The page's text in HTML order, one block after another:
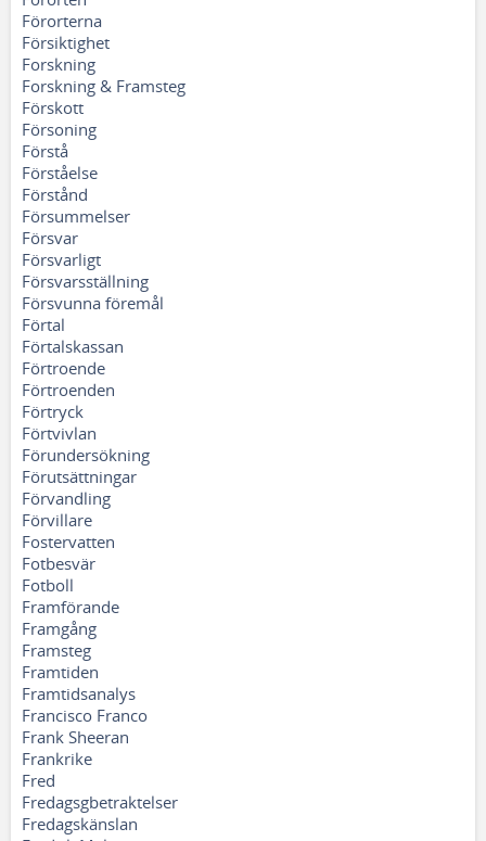
Förorterna
Försiktighet
Forskning
Forskning & Framsteg
Förskott
Försoning
Förstå
Förståelse
Förstånd
Försummelser
Försvar
Försvarligt
Försvarsställning
Försvunna föremål
Förtal
Förtalskassan
Förtroende
Förtroenden
Förtryck
Förtvivlan
Förundersökning
Förutsättningar
Förvandling
Förvillare
Fostervatten
Fotbesvär
Fotboll
Framförande
Framgång
Framsteg
Framtiden
Framtidsanalys
Francisco Franco
Frank Sheeran
Frankrike
Fred
Fredagsgbetraktelser
Fredagskänslan